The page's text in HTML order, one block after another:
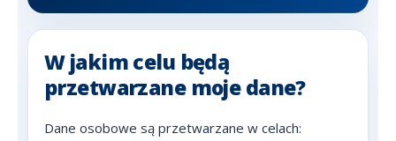
W jakim celu będą
przetwarzane moje dane?
Dane osobowe są przetwarzane w celach: